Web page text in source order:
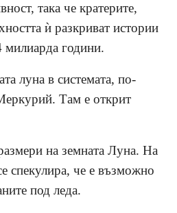
така че кратерите,
ѝ разкриват истории
милиарда години.
луна в системата, по-
Там е открит
на земната Луна. На
спекулира, че е възможно
под леда.